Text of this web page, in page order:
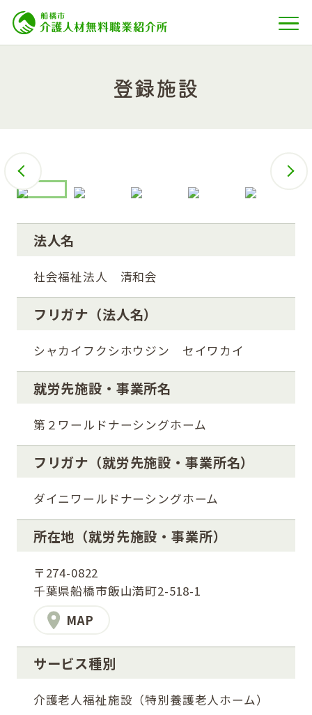
登録施設
法人名
社会福祉法人 清和会
フリガナ（法人名）
シャカイフクシホウジン セイワカイ
就労先施設・事業所名
第２ワールドナーシングホーム
フリガナ （就労先施設・事業所名）
ダイニワールドナーシングホーム
所在地 （就労先施設・事業所）
〒274-0822
千葉県船橋市飯山満町2-518-1
MAP
サービス種別
介護老人福祉施設（特別養護老人ホーム）